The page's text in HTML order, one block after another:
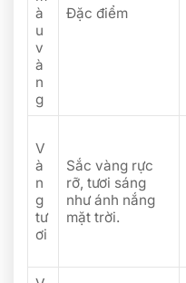
à
u
v
à
n
g
Đặc điểm
V
à
n
g
tư
ơi
Sắc vàng rực
rỡ, tươi sáng
như ánh nắng
mặt trời.